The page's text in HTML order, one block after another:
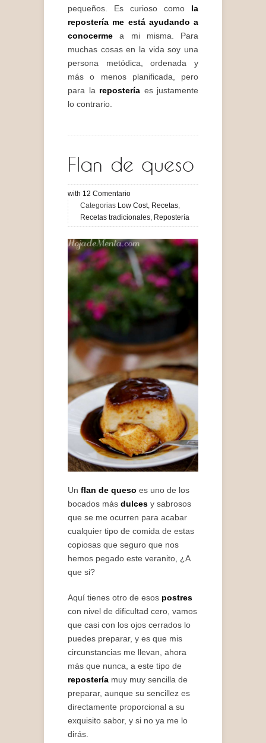
pequeños. Es curioso como la
repostería me está ayudando a
conocerme a mi misma. Para
muchas cosas en la vida soy una
persona metódica, ordenada y
más o menos planificada, pero
para la repostería es justamente
lo contrario.
Flan de queso
with 12 Comentario
Categorias Low Cost, Recetas,
Recetas tradicionales, Repostería
Un flan de queso es uno de los
bocados más dulces y sabrosos
que se me ocurren para acabar
cualquier tipo de comida de estas
copiosas que seguro que nos
hemos pegado este veranito, ¿A
que si?
Aquí tienes otro de esos postres
con nivel de dificultad cero, vamos
que casi con los ojos cerrados lo
puedes preparar, y es que mis
circunstancias me llevan, ahora
más que nunca, a este tipo de
repostería muy muy sencilla de
preparar, aunque su sencillez es
directamente proporcional a su
exquisito sabor, y si no ya me lo
dirás.